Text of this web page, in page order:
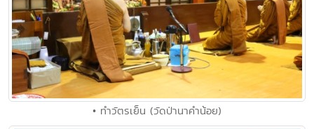
• ทำวัตรเย็น (วัดป่านาคำน้อย)